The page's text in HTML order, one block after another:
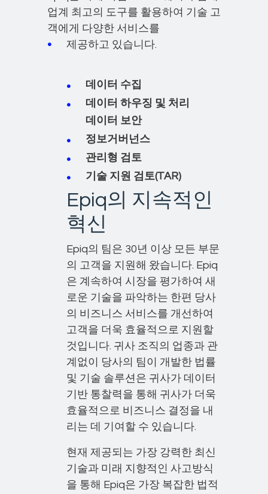
업계 최고의 도구를 활용하여 기술 고
객에게 다양한 서비스를
제공하고 있습니다.
데이터 수집
데이터 하우징 및 처리
데이터 보안
정보거버넌스
관리형 검토
기술 지원 검토(TAR)
Epiq의 지속적인
혁신
Epiq의 팀은 30년 이상 모든 부문
의 고객을 지원해 왔습니다. Epiq
은 계속하여 시장을 평가하여 새
로운 기술을 파악하는 한편 당사
의 비즈니스 서비스를 개선하여
고객을 더욱 효율적으로 지원할
것입니다. 귀사 조직의 업종과 관
계없이 당사의 팀이 개발한 법률
및 기술 솔루션은 귀사가 데이터
기반 통찰력을 통해 귀사가 더욱
효율적으로 비즈니스 결정을 내
리는 데 기여할 수 있습니다.
현재 제공되는 가장 강력한 최신
기술과 미래 지향적인 사고방식
을 통해 Epiq은 가장 복잡한 법적